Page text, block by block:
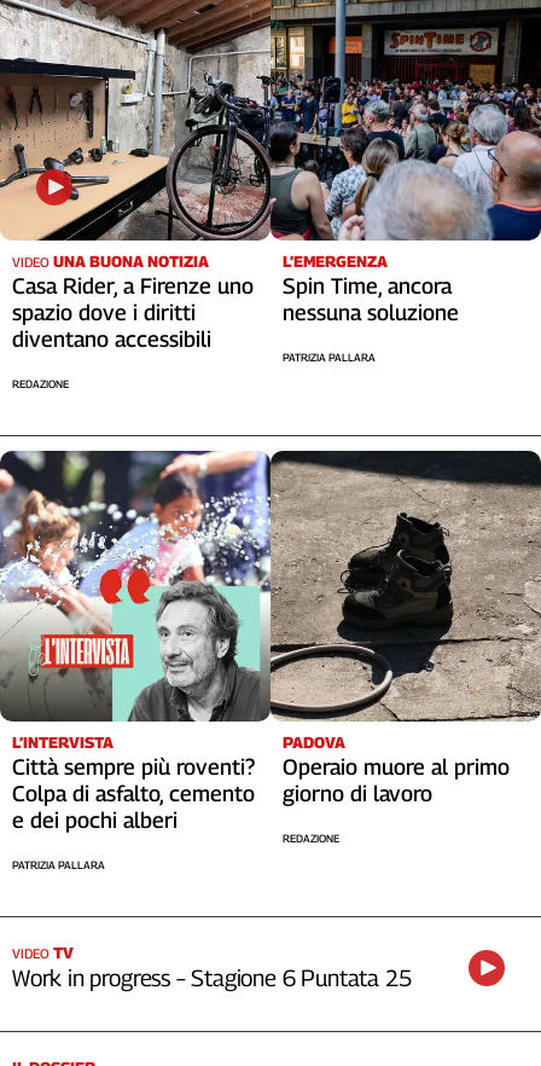
VIDEO UNA BUONA NOTIZIA
Casa Rider, a Firenze uno
spazio dove i diritti
diventano accessibili
REDAZIONE
L’EMERGENZA
Spin Time, ancora
nessuna soluzione
PATRIZIA PALLARA
L’INTERVISTA
Città sempre più roventi?
Colpa di asfalto, cemento
e dei pochi alberi
PATRIZIA PALLARA
PADOVA
Operaio muore al primo
giorno di lavoro
REDAZIONE
VIDEO TV
Work in progress – Stagione 6 Puntata 25